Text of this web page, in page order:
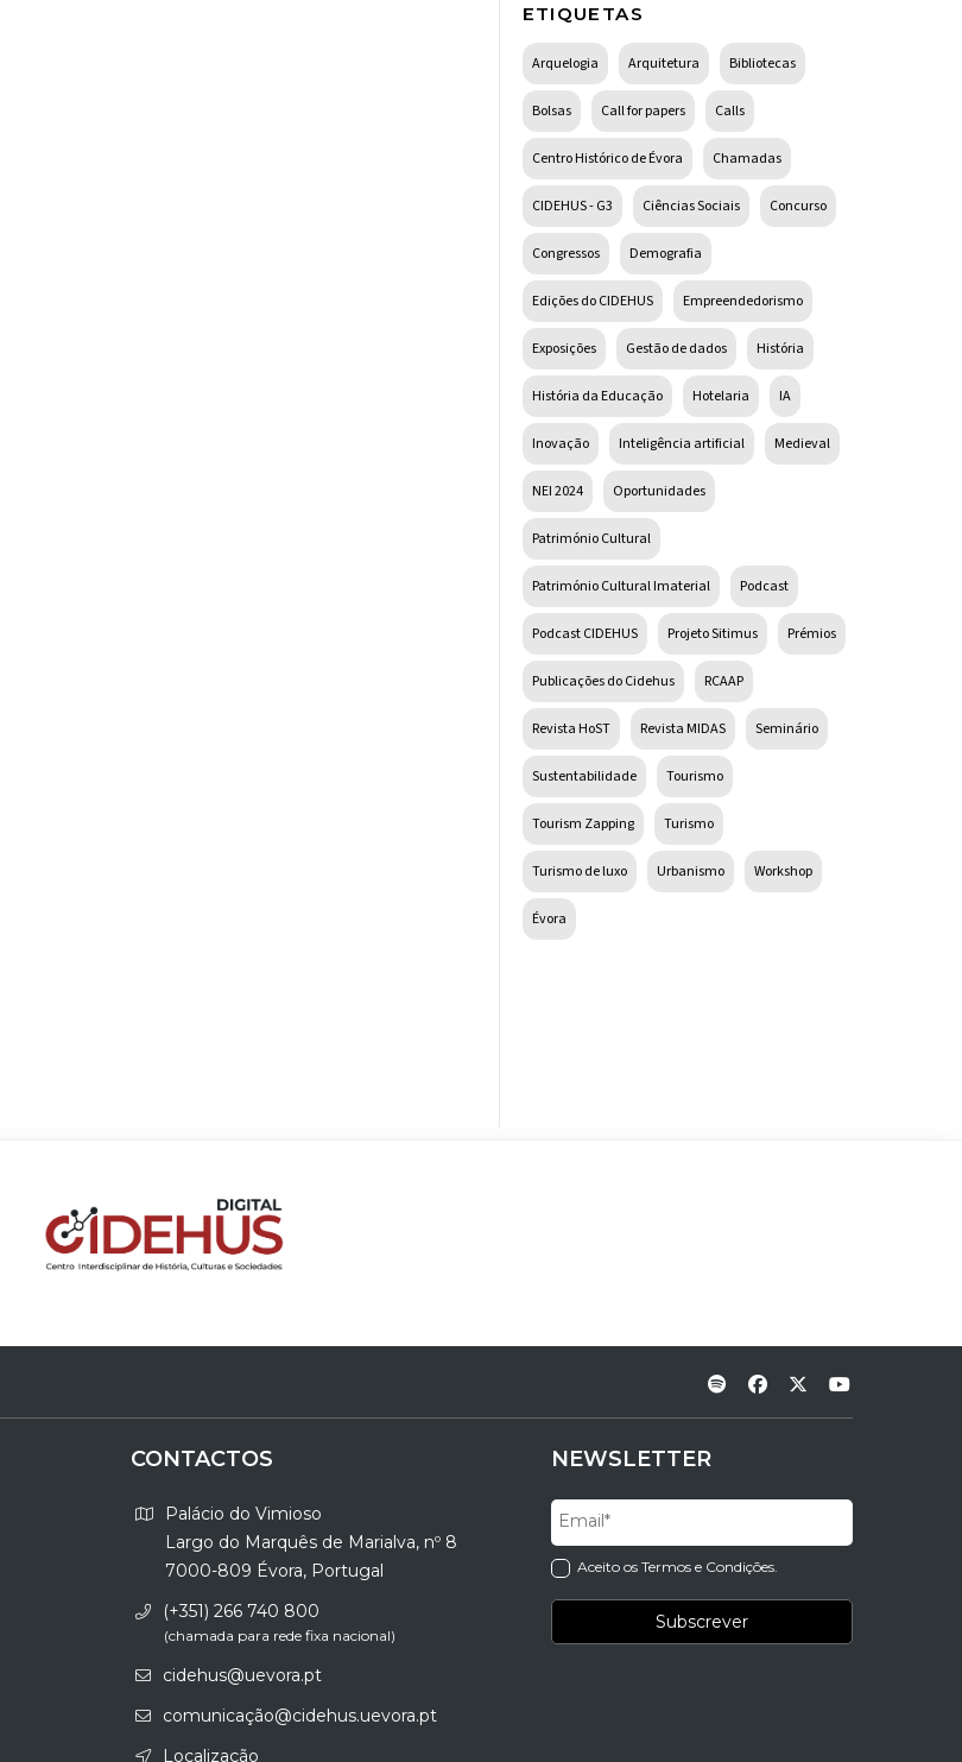
ETIQUETAS
Arquelogia Arquitetura Bibliotecas
Bolsas Call for papers Calls
Centro Histórico de Évora Chamadas
CIDEHUS - G3 Ciências Sociais Concurso
Congressos Demografia
Edições do CIDEHUS Empreendedorismo
Exposições Gestão de dados História
História da Educação Hotelaria IA
Inovação Inteligência artificial Medieval
NEI 2024 Oportunidades
Património Cultural
Património Cultural Imaterial Podcast
Podcast CIDEHUS Projeto Sitimus Prémios
Publicações do Cidehus RCAAP
Revista HoST Revista MIDAS Seminário
Sustentabilidade Tourismo
Tourism Zapping Turismo
Turismo de luxo Urbanismo Workshop
Évora
CONTACTOS
Palácio do Vimioso
Largo do Marquês de Marialva, nº 8
7000-809 Évora, Portugal
(+351) 266 740 800
(chamada para rede fixa nacional)
cidehus@uevora.pt
comunicação@cidehus.uevora.pt
Localização
NEWSLETTER
Aceito os Termos e Condições.